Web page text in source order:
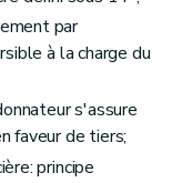
du budget
par
à la charge du
s'assure
faveur de tiers;
principe